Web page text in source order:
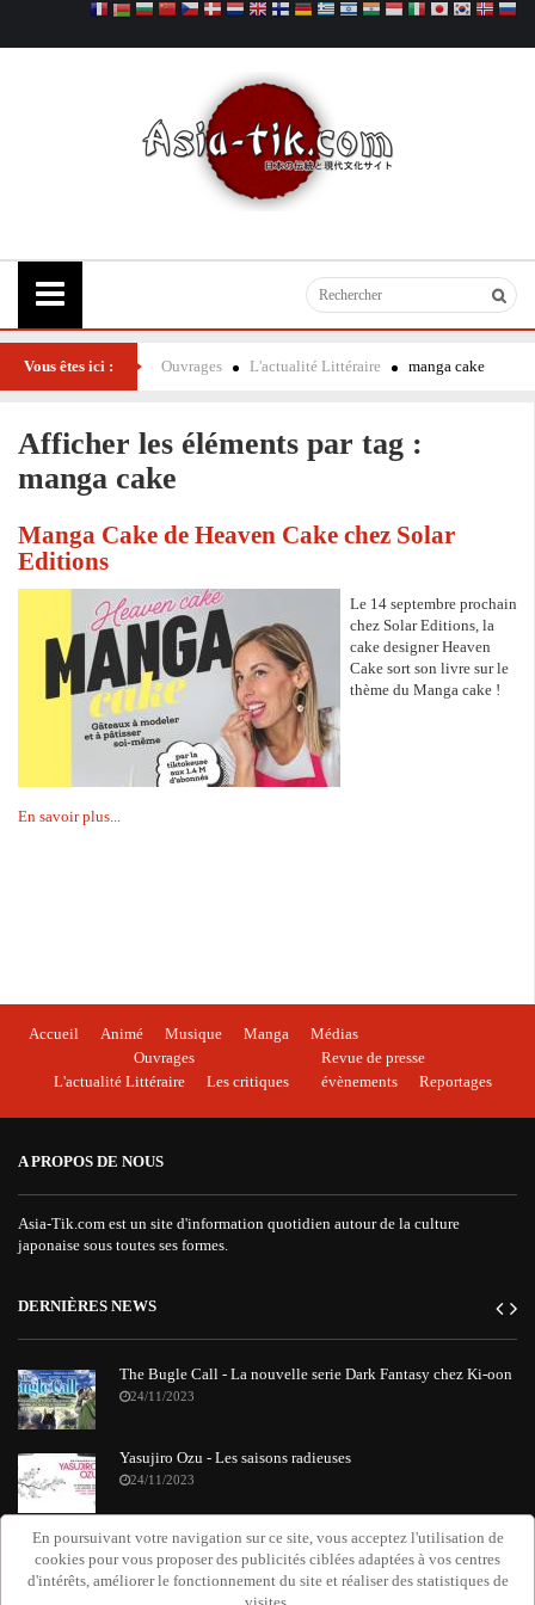
Vous êtes ici : Ouvrages L'actualité Littéraire manga cake
Afficher les éléments par tag :
manga cake
Manga Cake de Heaven Cake chez Solar
Editions
Le 14 septembre prochain
chez Solar Editions, la
cake designer Heaven
Cake sort son livre sur le
thème du Manga cake !
En savoir plus...
Accueil Animé Musique Manga
Médias
Ouvrages
L'actualité Littéraire
Les critiques
Revue de presse
évènements
Reportages
A PROPOS DE NOUS
Asia-Tik.com est un site d'information quotidien autour de la culture
japonaise sous toutes ses formes.
DERNIÈRES NEWS
The Bugle Call - La nouvelle serie Dark Fantasy chez Ki-oon
24/11/2023
Yasujiro Ozu - Les saisons radieuses
24/11/2023
"Requiem Attack on Titan" : le nouvel album orchestral de
Grissini Project
20/11/2023
En poursuivant votre navigation sur ce site, vous acceptez l'utilisation de
cookies pour vous proposer des publicités ciblées adaptées à vos centres
d'intérêts, améliorer le fonctionnement du site et réaliser des statistiques de